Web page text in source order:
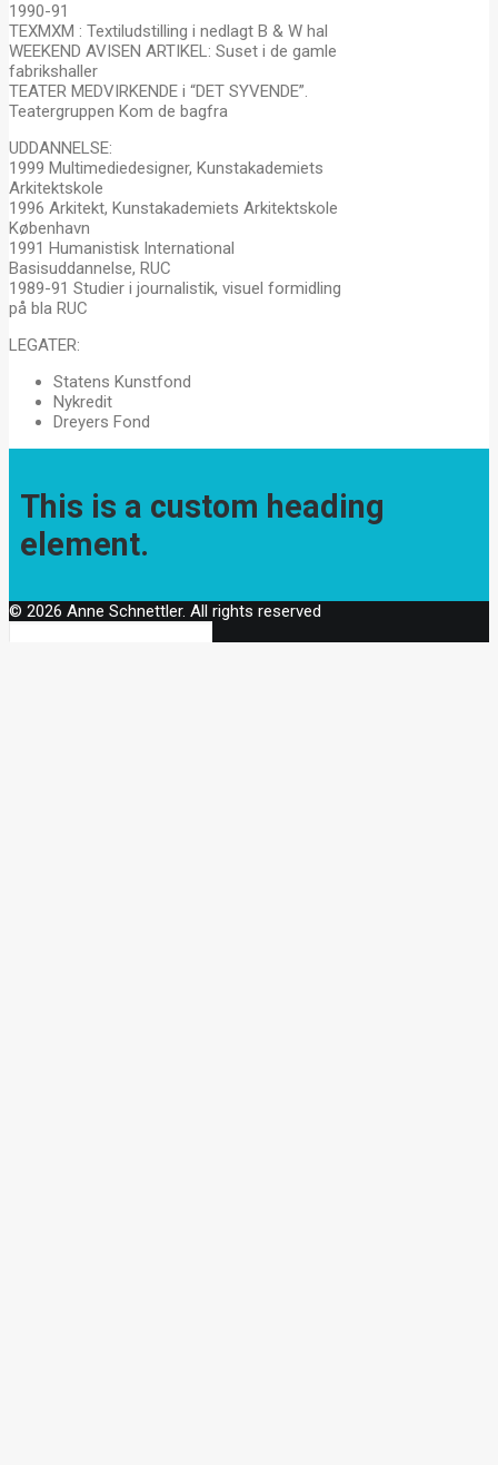
1990-91
TEXMXM : Textiludstilling i nedlagt B & W hal
WEEKEND AVISEN ARTIKEL: Suset i de gamle
fabrikshaller
TEATER MEDVIRKENDE i “DET SYVENDE”.
Teatergruppen Kom de bagfra
UDDANNELSE:
1999 Multimediedesigner, Kunstakademiets
Arkitektskole
1996 Arkitekt, Kunstakademiets Arkitektskole
København
1991 Humanistisk International
Basisuddannelse, RUC
1989-91 Studier i journalistik, visuel formidling
på bla RUC
LEGATER:
Statens Kunstfond
Nykredit
Dreyers Fond
This is a custom heading
element.
© 2026 Anne Schnettler. All rights reserved